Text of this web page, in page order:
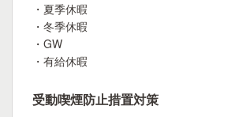
・夏季休暇
・冬季休暇
・GW
・有給休暇
受動喫煙防止措置対策